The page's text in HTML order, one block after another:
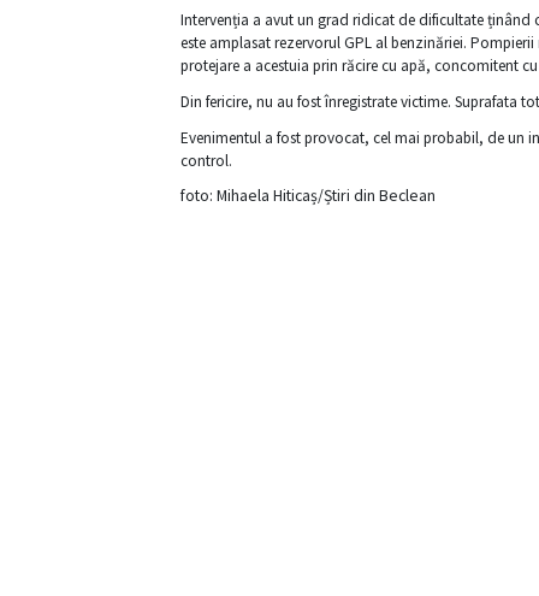
Intervenția a avut un grad ridicat de dificultate
este amplasat rezervorul GPL al benzinăriei.
protejare a acestuia prin răcire cu apă, concomitent
Din fericire, nu au fost înregistrate victime. Suprafata
Evenimentul a fost provocat, cel mai probabil, de un
control.
foto: Mihaela Hiticaș/Știri din Beclean